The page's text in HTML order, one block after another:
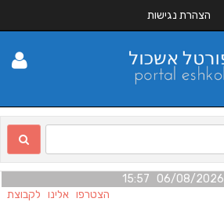
הצהרת נגישות
06/08/2026 15:57
הצטרפו אלינו לקבוצת